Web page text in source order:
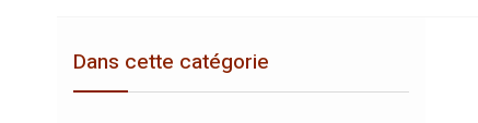
Dans cette catégorie